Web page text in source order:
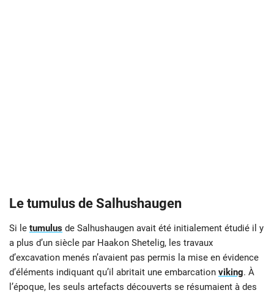
Le tumulus de Salhushaugen
Si le tumulus de Salhushaugen avait été initialement étudié il y
a plus d’un siècle par Haakon Shetelig, les travaux
d’excavation menés n’avaient pas permis la mise en évidence
d’éléments indiquant qu’il abritait une embarcation viking. À
l’époque, les seuls artefacts découverts se résumaient à des